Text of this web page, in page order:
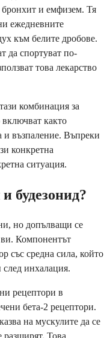
и емфизем. Тя
ежедневните
към белите дробове.
да спортуват по-
това лекарство
комбинация за
както
и възпаление. Въпреки
конкретна
ситуация.
будезонид?
но допълващи се
Компонентът
със средна сила, който
след инхалация.
рецептори в
бета-2 рецептори.
на мускулите да се
разширят. Това